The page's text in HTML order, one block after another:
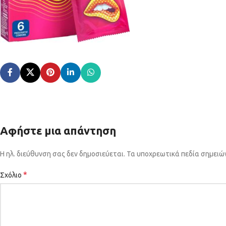
Αφήστε μια απάντηση
Η ηλ. διεύθυνση σας δεν δημοσιεύεται. Τα υποχρεωτικά πεδία
Σχόλιο *